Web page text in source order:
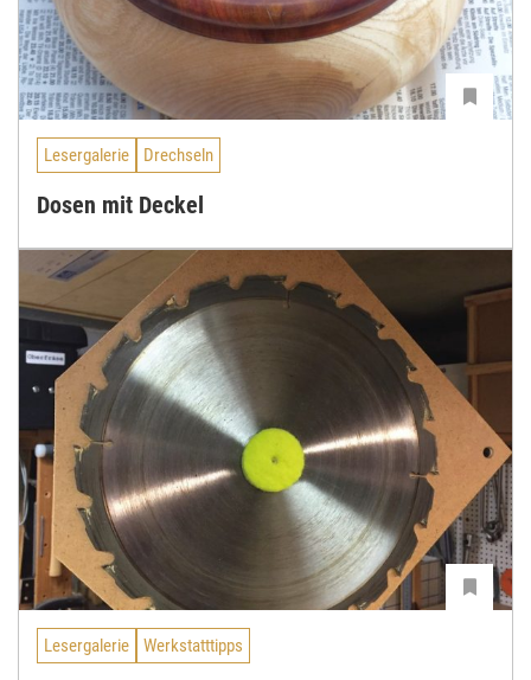
Lesergalerie Drechseln
Dosen mit Deckel
Lesergalerie Werkstatttipps